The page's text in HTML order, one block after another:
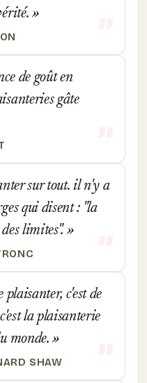
de goût en
gâte
sur tout. il n'y a
qui disent : "la
limites".
c'est de
la plaisanterie
monde.
SHAW